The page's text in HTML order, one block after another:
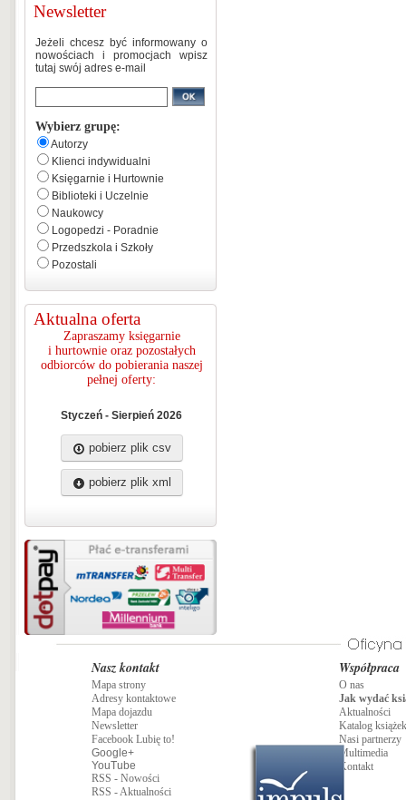
Newsletter
Jeżeli chcesz być informowany o
nowościach i promocjach wpisz
tutaj swój adres e-mail
Wybierz grupę:
Autorzy
Klienci indywidualni
Księgarnie i Hurtownie
Biblioteki i Uczelnie
Naukowcy
Logopedzi - Poradnie
Przedszkola i Szkoły
Pozostali
Aktualna oferta
Zapraszamy księgarnie
i hurtownie oraz pozostałych
odbiorców do pobierania naszej
pełnej oferty:
Styczeń - Sierpień 2026
pobierz plik csv
pobierz plik xml
Nasz kontakt
Mapa strony
Adresy kontaktowe
Mapa dojazdu
Newsletter
Facebook Lubię to!
Google+
YouTube
RSS - Nowości
RSS - Aktualności
Współpraca
O nas
Jak wydać
Aktualności
Katalog książek
Nasi partnerzy
Multimedia
Kontakt